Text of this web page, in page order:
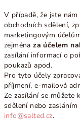
V případě, že jste
obchodních sdělení,
marketingovým
zejménaza účelem
zasílání informací o
poukazů apod.
Pro tyto účely
příjmení, e-mailová
Ze zasílání se můžete
sdělení nebo
info@salted.cz.